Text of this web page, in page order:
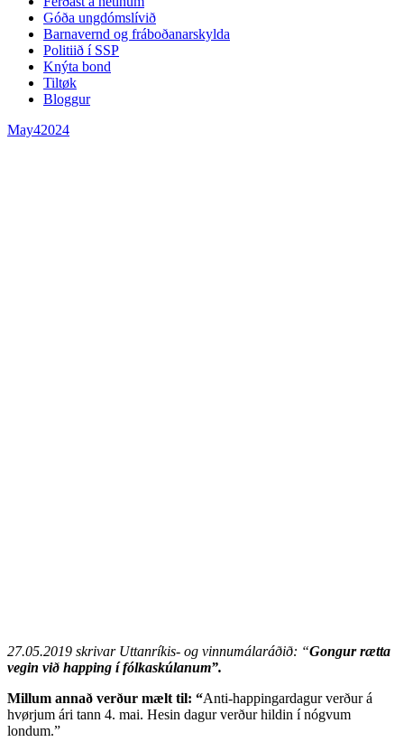
Góða ungdómslívið
Barnavernd og fráboðanarskylda
Politiið í SSP
Knýta bond
Tiltøk
Bloggur
May42024
27.05.2019 skrivar Uttanríkis- og vinnumálaráðið: “Gongur rætta
vegin við happing í fólkaskúlanum”.
Millum annað verður mælt til: “Anti-happingardagur verður á
hvørjum ári tann 4. mai. Hesin dagur verður hildin í nógvum
londum.”